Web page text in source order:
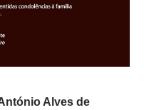
Alves de